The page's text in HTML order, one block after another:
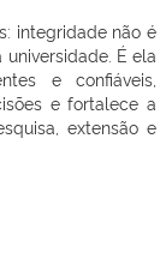
integridade não é
É ela
e confiáveis,
e fortalece a
extensão e